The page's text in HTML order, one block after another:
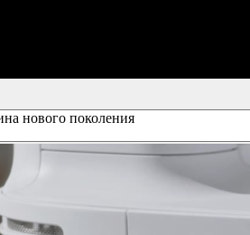
нового поколения